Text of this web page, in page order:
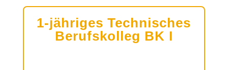
1-jähriges Technisches
Berufskolleg BK I